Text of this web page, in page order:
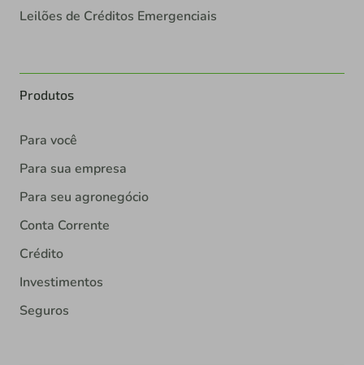
Leilões de Créditos Emergenciais
Produtos
Para você
Para sua empresa
Para seu agronegócio
Conta Corrente
Crédito
Investimentos
Seguros